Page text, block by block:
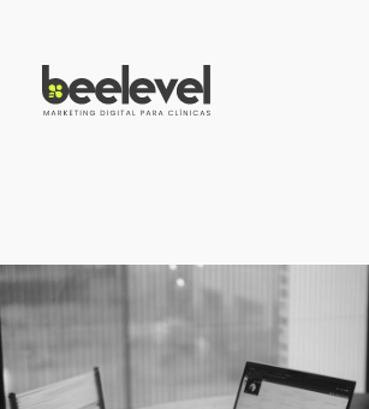
Fisioterapia
Nutrición
Podología
Ginecología